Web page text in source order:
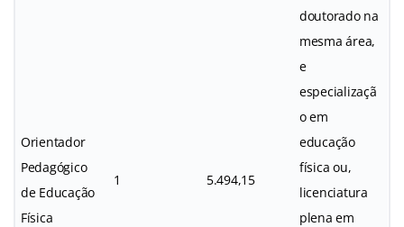
Orientador
Pedagógico
de Educação
Física
1 5.494,15
doutorado na
mesma área,
e
especializaçã
o em
educação
física ou,
licenciatura
plena em